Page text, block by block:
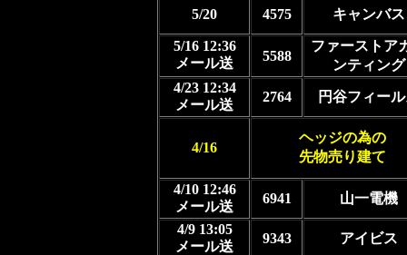
5/20 4575 キャンバス
5/16 12:36
メール送
5588
ファーストア
ンティング
4/23 12:34
メール送
2764 円谷フィー
4/16
ヘッジの為の
先物売り建て
4/10 12:46
メール送
6941
山一電機
4/9 13:05
メール送
9343
アイビス